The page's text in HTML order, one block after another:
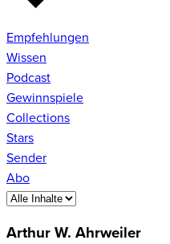
Empfehlungen
Wissen
Podcast
Gewinnspiele
Collections
Stars
Sender
Abo
Arthur W. Ahrweiler